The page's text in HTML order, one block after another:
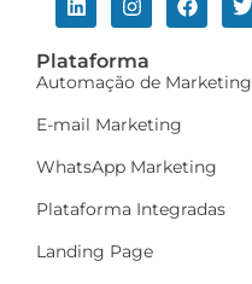
Plataforma
Automação de Marketing
E-mail Marketing
WhatsApp Marketing
Plataforma Integradas
Landing Page